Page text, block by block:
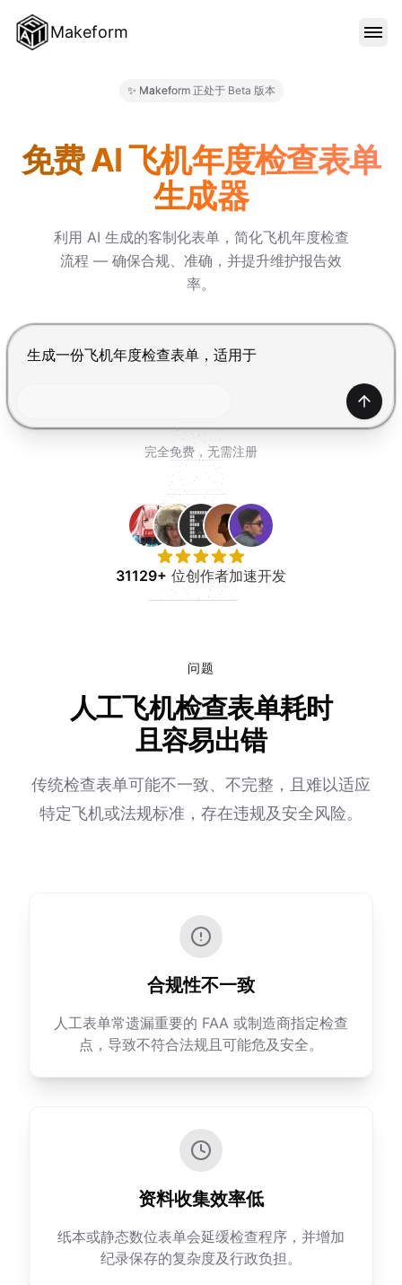
Makeform
登入
✨ Makeform 正处于 Beta 版本
免费 AI 飞机年度检查表单
生成器
利用 AI 生成的客制化表单，简化飞机年度检查
流程 — 确保合规、准确，并提升维护报告效
率。
按 Enter 提交，Shift+Enter 换行
产生
完全免费，无需注册
31129+位创作者加速开发
问题
人工飞机检查表单耗时
且容易出错
传统检查表单可能不一致、不完整，且难以适应
特定飞机或法规标准，存在违规及安全风险。
合规性不一致
人工表单常遗漏重要的 FAA 或制造商指定检查
点，导致不符合法规且可能危及安全。
资料收集效率低
纸本或静态数位表单会延缓检查程序，并增加
纪录保存的复杂度及行政负担。